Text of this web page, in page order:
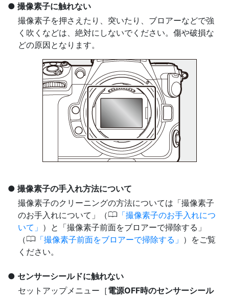
撮像素子に触れない
撮像素子を押さえたり、突いたり、ブロアーなどで強
く吹くなどは、絶対にしないでください。傷や破損な
どの原因となります。
撮像素子の手入れ方法について
撮像素子のクリーニングの方法については「撮像素子
のお手入れについて」（0
撮像素子のお手入れにつ
いて
）と「撮像素子前面をブロアーで掃除する」
（0 撮像素子前面をブロアーで掃除する
）をご覧
ください。
センサーシールドに触れない
セットアップメニュー［電源OFF時のセンサーシール